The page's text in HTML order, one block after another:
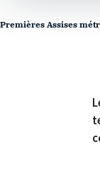
Premières Assises